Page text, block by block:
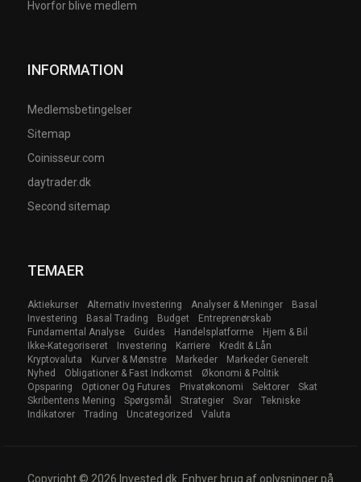
Hvorfor blive medlem
INFORMATION
Medlemsbetingelser
Sitemap
Coinisseur.com
daytrader.dk
Second sitemap
TEMAER
Aktiekurser Alternativ Investering Analyser & Meninger
Basal
Investering
Basal Trading Budget
Entreprenørskab
Fundamental Analyse
Guides Handelsplatforme
Hjem & Bil
Ikke-Kategoriseret
Investering Karriere
Kredit & Lån
Kryptovaluta
Kurver & Mønstre Markeder
Markeder Generelt
Nyhed
Obligationer & Fast Indkomst
Økonomi & Politik
Opsparing
Optioner Og Futures Privatøkonomi Sektorer
Skat
Skribentens Mening
Spørgsmål Strategier Svar
Tekniske
Indikatorer
Trading Uncategorized Valuta
Copyright © 2026 Invested.dk. Enhver brug af oplysninger på